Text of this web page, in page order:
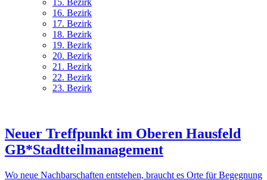
15. Bezirk
16. Bezirk
17. Bezirk
18. Bezirk
19. Bezirk
20. Bezirk
21. Bezirk
22. Bezirk
23. Bezirk
Neuer Treffpunkt im Oberen Hausfeld
GB*Stadtteilmanagement
Wo neue Nachbarschaften entstehen, braucht es Orte für Begegnung